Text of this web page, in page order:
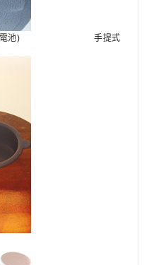
品不含電池) 手提式